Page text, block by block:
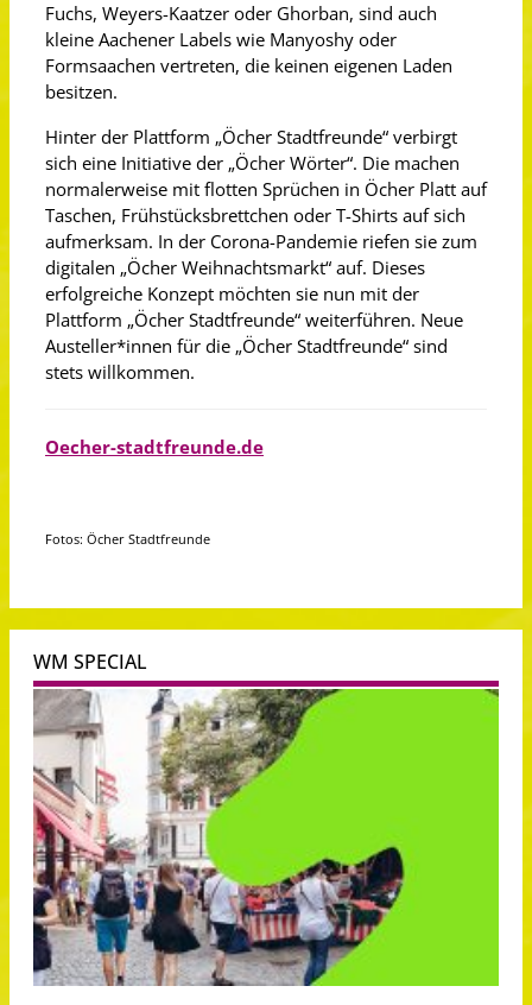
Fuchs, Weyers-Kaatzer oder Ghorban, sind auch
kleine Aachener Labels wie Manyoshy oder
Formsaachen vertreten, die keinen eigenen Laden
besitzen.
Hinter der Plattform „Öcher Stadtfreunde“ verbirgt
sich eine Initiative der „Öcher Wörter“. Die machen
normalerweise mit flotten Sprüchen in Öcher Platt auf
Taschen, Frühstücks­brettchen oder T-Shirts auf sich
aufmerksam. In der Corona-Pandemie riefen sie zum
digitalen „Öcher Weihnachtsmarkt“ auf. Dieses
erfolgreiche Konzept möchten sie nun mit der
Plattform „Öcher Stadtfreunde“ weiterführen. Neue
Austeller*innen für die „Öcher Stadtfreunde“ sind
stets willkommen.
Oecher-stadtfreunde.de
Fotos: Öcher Stadtfreunde
WM SPECIAL